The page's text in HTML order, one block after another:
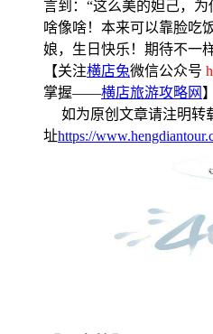
言到：“这么美的妲己，
啥像啥！本来可以靠脸吃
娘，生日快乐！期待不一
【关注横店兔微信公众号
掌握——横店旅游攻略网 】
如为原创文章请注明转
址https://